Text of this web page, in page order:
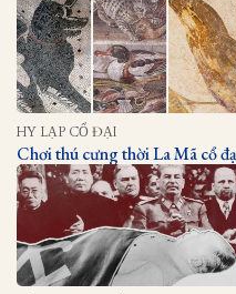
HY LẠP CỔ ĐẠI
Chơi thú cưng thời La Mã cổ